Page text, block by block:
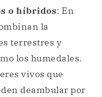
o híbridos: En
la
terrestres y
los humedales.
vivos que
deambular por